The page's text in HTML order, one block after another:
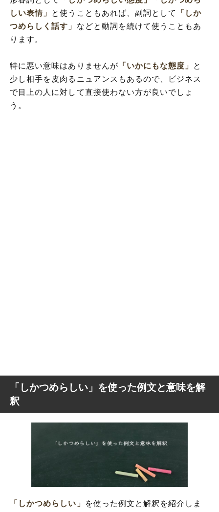
しい表情」 と使うこともあれば、副詞として
「しか
つめらしく話す」 などと動詞を続けて使うこともあ
ります。
特に悪い意味はありませんが 「いかにもな態度」 と
少し相手を皮肉るニュアンスもあるので、ビジネス
で目上の人に対して直接使わない方が良いでしょ
う。
「しかつめらしい」を使った例文と意味を解
釈
「しかつめらしい」
を使った例文と解釈を紹介しま